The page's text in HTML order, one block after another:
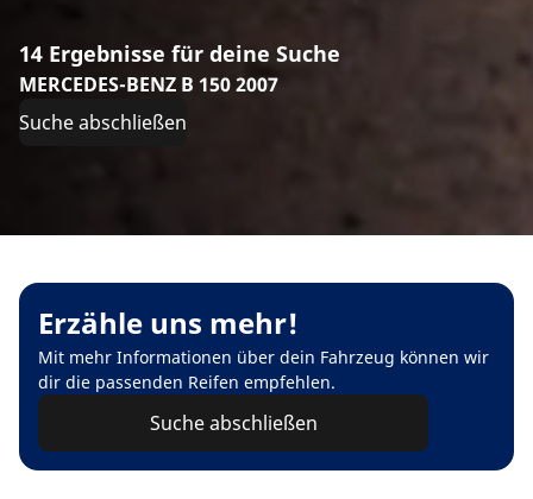
14 Ergebnisse für deine Suche
MERCEDES-BENZ B 150 2007
Suche abschließen
Erzähle uns mehr!
Mit mehr Informationen über dein Fahrzeug können wir
dir die passenden Reifen empfehlen.
Suche abschließen